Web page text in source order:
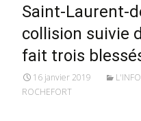
Saint-Laurent-
collision suivie
fait trois
16 janvier 2019
ROCHEFORT